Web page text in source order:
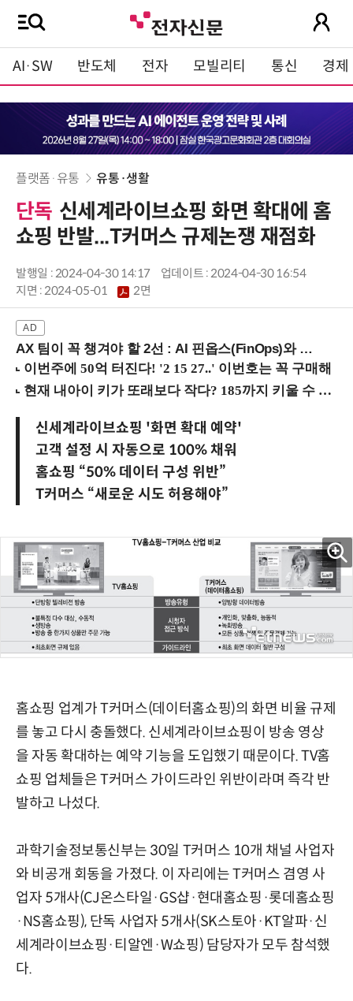
AI·SW 반도체 전자 모빌리티 통신 경제
플랫폼·유통 유통·생활
단독 신세계라이브쇼핑 화면 확대에 홈
쇼핑 반발...T커머스 규제논쟁 재점화
발행일 : 2024-04-30 14:17
업데이트 : 2024-04-30 16:54
지면 :2024-05-01 2면
AX 팀이 꼭 챙겨야 할 2선 : AI 핀옵스(FinOps)와 토큰 거버넌스 (8/21 잠실역)
신세계라이브쇼핑 '화면 확대 예약'
고객 설정 시 자동으로 100% 채워
홈쇼핑 “50% 데이터 구성 위반”
T커머스 “새로운 시도 허용해야”
홈쇼핑 업계가 T커머스(데이터홈쇼핑)의 화면 비율 규제
를 놓고 다시 충돌했다. 신세계라이브쇼핑이 방송 영상
을 자동 확대하는 예약 기능을 도입했기 때문이다. TV홈
쇼핑 업체들은 T커머스 가이드라인 위반이라며 즉각 반
발하고 나섰다.
과학기술정보통신부는 30일 T커머스 10개 채널 사업자
와 비공개 회동을 가졌다. 이 자리에는 T커머스 겸영 사
업자 5개사(CJ온스타일·GS샵·현대홈쇼핑·롯데홈쇼핑
·NS홈쇼핑), 단독 사업자 5개사(SK스토아·KT알파·신
세계라이브쇼핑·티알엔·W쇼핑) 담당자가 모두 참석했
다.